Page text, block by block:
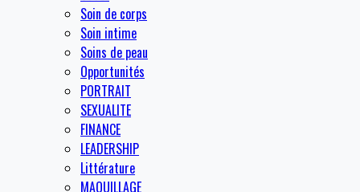
Soin de corps
Soin intime
Soins de peau
Opportunités
PORTRAIT
SEXUALITE
FINANCE
LEADERSHIP
Littérature
MAQUILLAGE